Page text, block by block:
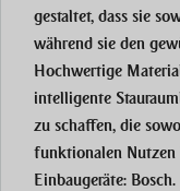
gestaltet, dass sie
während sie den
Hochwertige
intelligente
zu schaffen, die
funktionalen Nutzen
Einbaugeräte: Bosch.